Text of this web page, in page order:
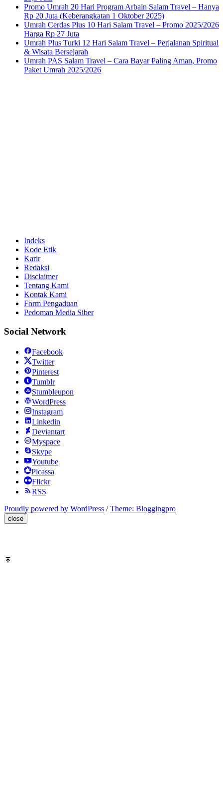
Promo Umrah 20 Hari Program Arbain Salam Travel – Hanya
Rp 20 Juta (Keberangkatan 1 Oktober 2025)
Umrah Cerdas Plus 10 Hari Salam Travel – Promo 2025/2026
Harga Rp 27 Juta
Umrah Plus Turki 12 Hari Salam Travel – Perjalanan Spiritual
& Wisata Bersejarah
Umrah PAS Salam Travel – Cara Bayar Paling Aman, Promo
Paket Umrah 2025/2026
Indeks
Kode Etik
Karir
Redaksi
Disclaimer
Tentang Kami
Kontak Kami
Form Pengaduan
Pedoman Media Siber
Social Network
Facebook
Twitter
Pinterest
Tumblr
Stumbleupon
WordPress
Instagram
Linkedin
Deviantart
Myspace
Skype
Youtube
Picassa
Flickr
RSS
Proudly powered by WordPress /Theme: Bloggingpro
close